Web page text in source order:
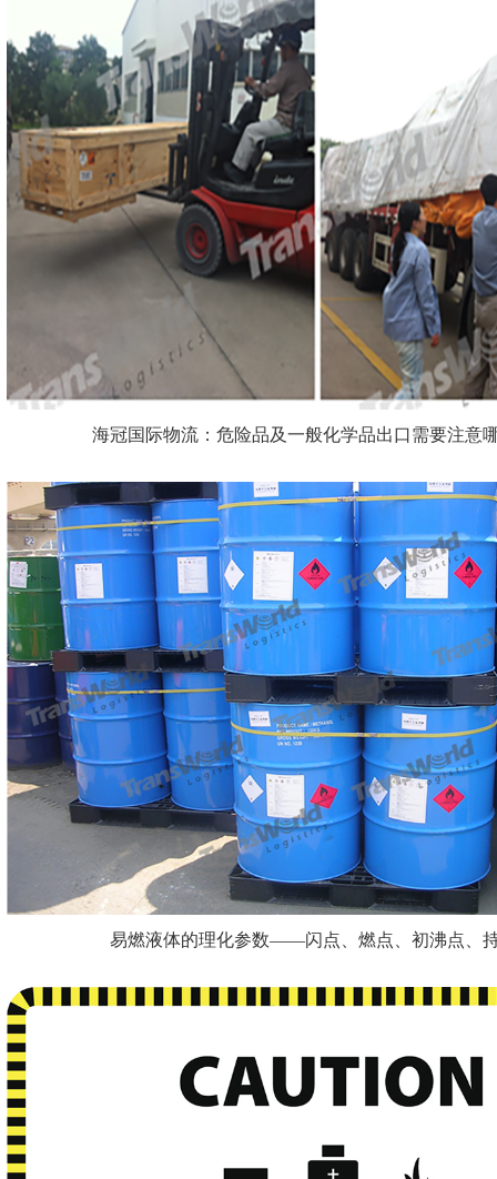
海冠国际物流：危险品及一般化学品出口需要注意
易燃液体的理化参数——闪点、燃点、初沸点、